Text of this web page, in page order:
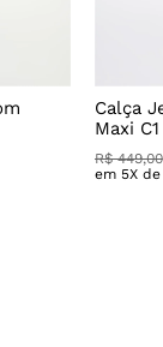
Calça
Maxi C1
R$ 449,00
em 5X de